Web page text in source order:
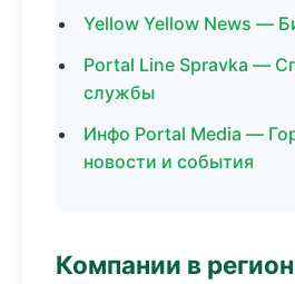
Yellow Yellow News —
Portal Line Spravka —
службы
Инфо Portal Media —
новости и события
Компании в